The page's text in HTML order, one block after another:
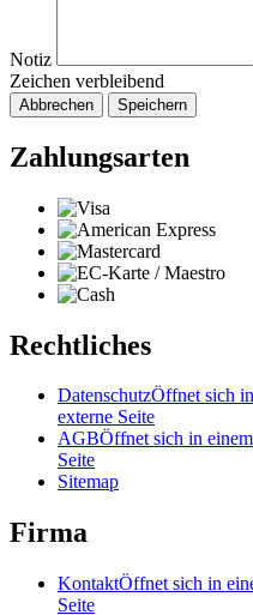
Notiz
Zeichen verbleibend
Abbrechen Speichern
Zahlungsarten
Rechtliches
DatenschutzÖffnet sich
externe Seite
AGBÖffnet sich in
Seite
Sitemap
Firma
KontaktÖffnet sich in
Seite